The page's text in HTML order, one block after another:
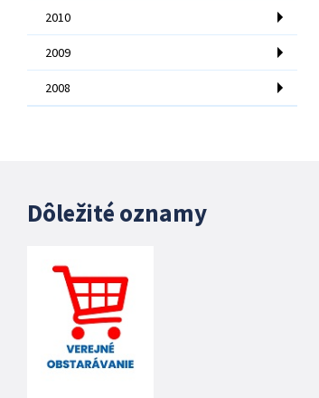
2010
2009
2008
Dôležité oznamy